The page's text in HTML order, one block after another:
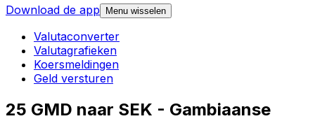
Download de app
Menu wisselen
Valutaconverter
Valutagrafieken
Koersmeldingen
Geld versturen
25 GMD naar SEK - Gambiaanse